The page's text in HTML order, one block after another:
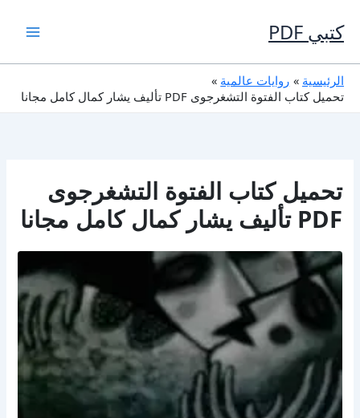
إلى
المحتوى
كتبي PDF
الرئيسية
روايات عالمية
تحميل كتاب الفتوة التشغرجوى PDF تأليف يشار كمال كامل مجانا
تحميل كتاب الفتوة التشغرجوى
PDF تأليف يشار كمال كامل مجانا